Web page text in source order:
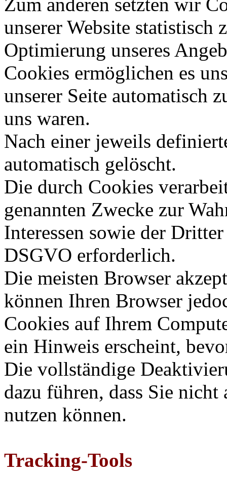
unserer Website statistisch
Optimierung unseres
Cookies ermöglichen es
unserer Seite automatisch
uns waren.
Nach einer jeweils
automatisch gelöscht.
Die durch Cookies
genannten Zwecke zur
Interessen sowie der
DSGVO erforderlich.
Die meisten Browser
können Ihren Browser
Cookies auf Ihrem
ein Hinweis erscheint,
Die vollständige
dazu führen, dass Sie
nutzen können.
Tracking-Tools